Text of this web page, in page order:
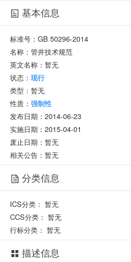
基本信息
标准号： GB 50296-2014
名称： 管井技术规范
英文名称： 暂无
状态： 现行
类型： 暂无
性质： 强制性
发布日期： 2014-06-23
实施日期： 2015-04-01
废止日期： 暂无
相关公告：暂无
分类信息
ICS分类： 暂无
CCS分类： 暂无
行标分类： 暂无
描述信息